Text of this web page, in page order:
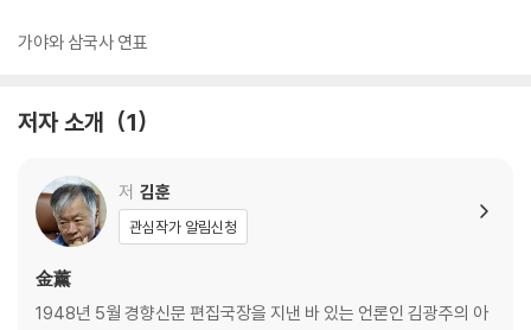
가야와 삼국사 연표
저자 소개 1
저 김훈
관심작가 알림신청
金薰
1948년 5월 경향신문 편집국장을 지낸 바 있는 언론인 김광주의 아